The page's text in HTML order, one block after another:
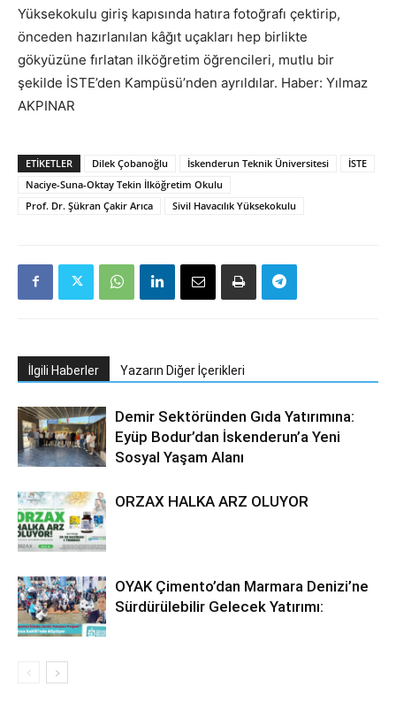
Yüksekokulu giriş kapısında hatıra fotoğrafı çektirip,
önceden hazırlanılan kâğıt uçakları hep birlikte
gökyüzüne fırlatan ilköğretim öğrencileri, mutlu bir
şekilde İSTE’den Kampüsü’nden ayrıldılar. Haber: Yılmaz
AKPINAR
ETIKETLER Dilek Çobanoğlu İskenderun Teknik Üniversitesi
İSTE
Naciye-Suna-Oktay Tekin İlköğretim Okulu
Prof. Dr. Şükran Çakir Arıca
Sivil Havacılık Yüksekokulu
İlgili Haberler Yazarın Diğer İçerikleri
Demir Sektöründen Gıda Yatırımına:
Eyüp Bodur’dan İskenderun’a Yeni
Sosyal Yaşam Alanı
ORZAX HALKA ARZ OLUYOR
OYAK Çimento’dan Marmara Denizi’ne
Sürdürülebilir Gelecek Yatırımı: